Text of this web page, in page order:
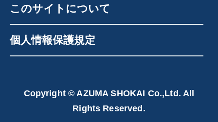
このサイトについて
個人情報保護規定
Copyright © AZUMA SHOKAI Co.,Ltd. All
Rights Reserved.